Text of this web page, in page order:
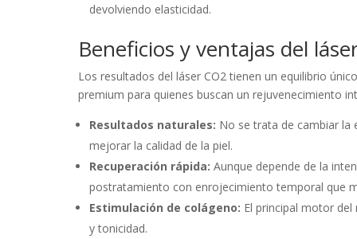
devolviendo elasticidad.
Beneficios y ventajas del
Los resultados del láser CO2 tienen un equilibrio
premium para quienes buscan un rejuvenecimiento
Resultados naturales: No se trata de cambiar la
mejorar la calidad de la piel.
Recuperación rápida: Aunque depende de la
postratamiento con enrojecimiento temporal que
Estimulación de colágeno: El principal motor
y tonicidad.